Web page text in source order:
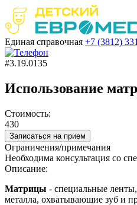
Единая справочная +7 (3812)
#3.19.0135
Использование
Стоимость:
430
Записаться на прием
Ограничения/примечания
Необходима консультация со
Описание:
Матрицы - специальные
металла, охватывающие зуб и